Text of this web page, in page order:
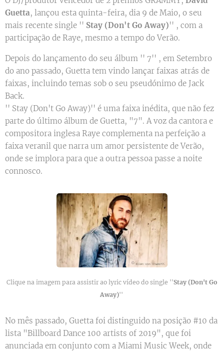
Guetta, lançou esta quinta-feira, dia 9 de Maio, o seu
mais recente single '' Stay (Don't Go Away)'' , com a
participação de Raye, mesmo a tempo do Verão.
Depois do lançamento do seu álbum '' 7'' , em Setembro
do ano passado, Guetta tem vindo lançar faixas atrás de
faixas, incluindo temas sob o seu pseudónimo de Jack
Back.
'' Stay (Don't Go Away)'' é uma faixa inédita, que não fez
parte do último álbum de Guetta, "7". A voz da cantora e
compositora inglesa Raye complementa na perfeição a
faixa veranil que narra um amor persistente de Verão,
onde se implora para que a outra pessoa passe a noite
connosco.
Clique na imagem para assistir ao lyric vídeo do single ''Stay (Don't Go
Away)''
No mês passado, Guetta foi distinguido na posição #10 da
lista "Billboard Dance 100 artists of 2019", que foi
anunciada em conjunto com a Miami Music Week, onde